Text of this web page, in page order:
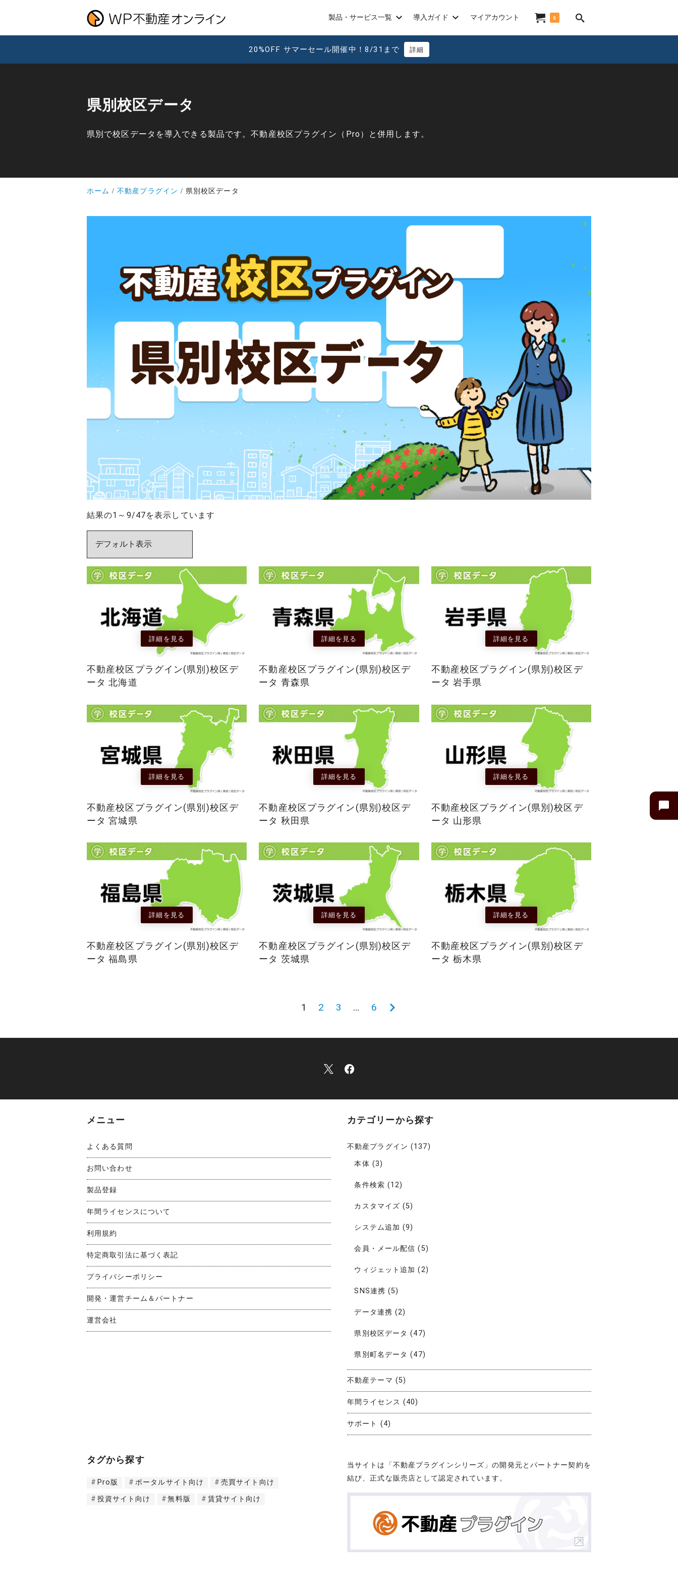
製品・サービス一覧 導入ガイド マイアカウント 0
20%OFF サマーセール開催中！8/31まで 詳細
県別校区データ
県別で校区データを導入できる製品です。不動産校区プラグイン（Pro）と併用します。
ホーム 不動産プラグイン 県別校区データ
結果の1～9/47を表示しています
詳細を見る
不動産校区プラグイン(県別)校区デ
ータ 北海道
詳細を見る
不動産校区プラグイン(県別)校区デ
ータ 青森県
詳細を見る
不動産校区プラグイン(県別)校区デ
ータ 岩手県
詳細を見る
不動産校区プラグイン(県別)校区デ
ータ 宮城県
詳細を見る
不動産校区プラグイン(県別)校区デ
ータ 秋田県
詳細を見る
不動産校区プラグイン(県別)校区デ
ータ 山形県
詳細を見る
不動産校区プラグイン(県別)校区デ
ータ 福島県
詳細を見る
不動産校区プラグイン(県別)校区デ
ータ 茨城県
詳細を見る
不動産校区プラグイン(県別)校区デ
ータ 栃木県
1 2 3 … 6
メニュー
よくある質問
お問い合わせ
製品登録
年間ライセンスについて
利用規約
特定商取引法に基づく表記
プライバシーポリシー
開発・運営チーム＆パートナー
運営会社
カテゴリーから探す
不動産プラグイン (137)
本体 (3)
条件検索 (12)
カスタマイズ (5)
システム追加 (9)
会員・メール配信 (5)
ウィジェット追加 (2)
SNS連携 (5)
データ連携 (2)
県別校区データ (47)
県別町名データ (47)
不動産テーマ (5)
年間ライセンス (40)
サポート (4)
タグから探す
Pro版 ポータルサイト向け
売買サイト向け
投資サイト向け
無料版 賃貸サイト向け
当サイトは「不動産プラグインシリーズ」の開発元とパートナー契約を
結び、正式な販売店として認定されています。